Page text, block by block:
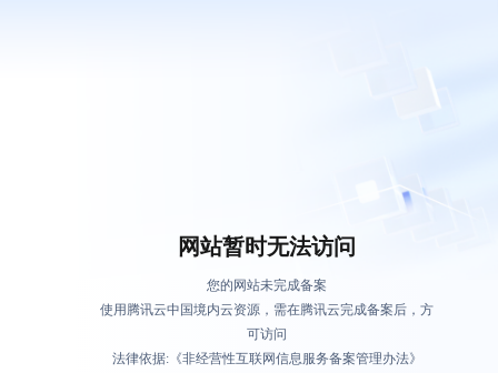
网站暂时无法访问
您的网站未完成备案
使用腾讯云中国境内云资源，需在腾讯云完成备案后，方
可访问
法律依据:《非经营性互联网信息服务备案管理办法》